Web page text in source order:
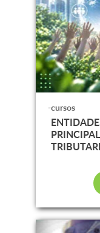
-cursos